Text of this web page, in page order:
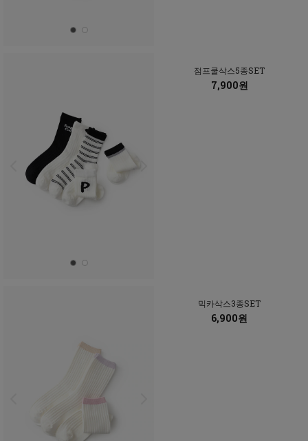
점프쿨삭스5종SET
7,900원
믹카삭스3종SET
6,900원